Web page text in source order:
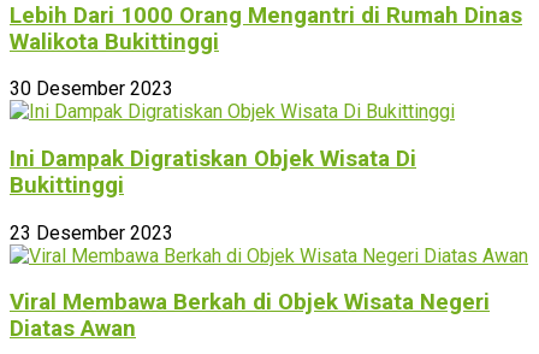
Lebih Dari 1000 Orang Mengantri di Rumah Dinas
Walikota Bukittinggi
30 Desember 2023
Ini Dampak Digratiskan Objek Wisata Di
Bukittinggi
23 Desember 2023
Viral Membawa Berkah di Objek Wisata Negeri
Diatas Awan